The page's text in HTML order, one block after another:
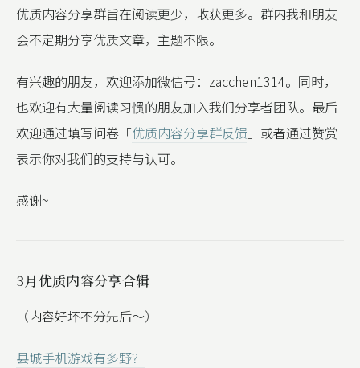
优质内容分享群旨在阅读更少，收获更多。群内我和朋友
会不定期分享优质文章，主题不限。
有兴趣的朋友，欢迎添加微信号：zacchen1314。同时，
也欢迎有大量阅读习惯的朋友加入我们分享者团队。最后
欢迎通过填写问卷「优质内容分享群反馈 」或者通过赞赏
表示你对我们的支持与认可。
感谢~
3月优质内容分享合辑
（内容好坏不分先后～）
县城手机游戏有多野？